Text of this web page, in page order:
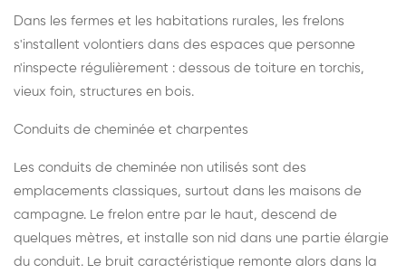
Dans les fermes et les habitations rurales, les frelons
s'installent volontiers dans des espaces que personne
n'inspecte régulièrement : dessous de toiture en torchis,
vieux foin, structures en bois.
Conduits de cheminée et charpentes
Les conduits de cheminée non utilisés sont des
emplacements classiques, surtout dans les maisons de
campagne. Le frelon entre par le haut, descend de
quelques mètres, et installe son nid dans une partie élargie
du conduit. Le bruit caractéristique remonte alors dans la